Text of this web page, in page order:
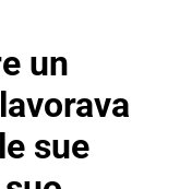
un
sue